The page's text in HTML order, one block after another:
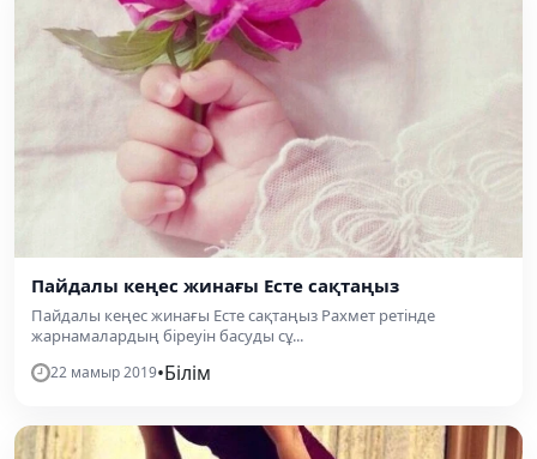
Пайдалы кеңес жинағы Есте сақтаңыз
Пайдалы кеңес жинағы Есте сақтаңыз Рахмет ретінде
жарнамалардың біреуін басуды сұ...
22 мамыр 2019•Білім